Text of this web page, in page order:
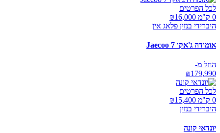
לכל הפרטים
0 ק"מ ₪
16,000
היברידי בנזין פלאג אין
אומודה ג'אקו Jaecoo 7
החל מ-
₪179,990
לכל הפרטים
0 ק"מ ₪
15,400
היברידי בנזין
יונדאי קונה